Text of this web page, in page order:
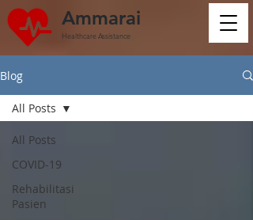
Ammarai
Healthcare Assistance
Blog
All Posts
COVID-19
Rehabilitasi
Pasien
All Posts